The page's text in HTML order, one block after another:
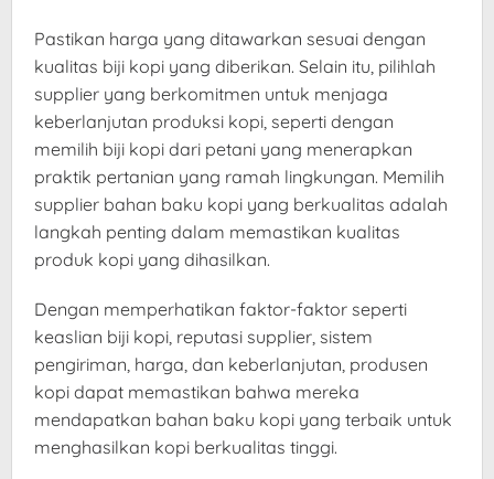
Pastikan harga yang ditawarkan sesuai dengan
kualitas biji kopi yang diberikan. Selain itu, pilihlah
supplier yang berkomitmen untuk menjaga
keberlanjutan produksi kopi, seperti dengan
memilih biji kopi dari petani yang menerapkan
praktik pertanian yang ramah lingkungan. Memilih
supplier bahan baku kopi yang berkualitas adalah
langkah penting dalam memastikan kualitas
produk kopi yang dihasilkan.
Dengan memperhatikan faktor-faktor seperti
keaslian biji kopi, reputasi supplier, sistem
pengiriman, harga, dan keberlanjutan, produsen
kopi dapat memastikan bahwa mereka
mendapatkan bahan baku kopi yang terbaik untuk
menghasilkan kopi berkualitas tinggi.